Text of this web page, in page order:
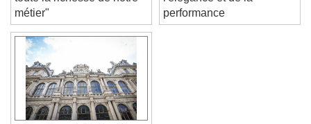
métier"
performance